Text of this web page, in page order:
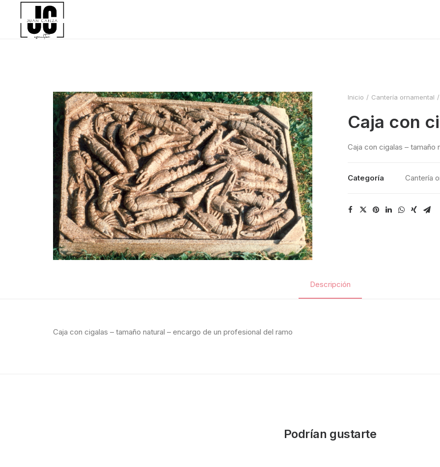
Inicio Cantería ornamental
Caja con
Caja con cigalas – tamaño
Categoría Cantería
Descripción
Caja con cigalas – tamaño natural – encargo de un profesional del ramo
Podrían gustarte